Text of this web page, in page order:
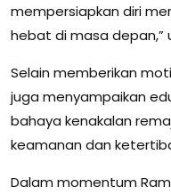
mempersiapkan diri
hebat di masa depan,”
Selain memberikan
juga menyampaikan
bahaya kenakalan
keamanan dan
Dalam momentum